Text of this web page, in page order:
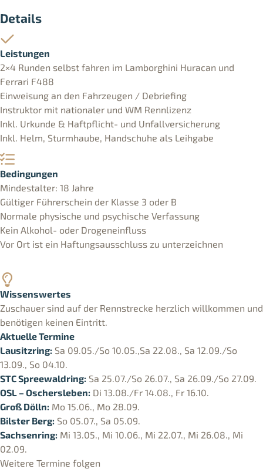
Details
Leistungen
2×4 Runden selbst fahren im Lamborghini Huracan und
Ferrari F488
Einweisung an den Fahrzeugen / Debriefing
Instruktor mit nationaler und WM Rennlizenz
Inkl. Urkunde & Haftpflicht- und Unfallversicherung
Inkl. Helm, Sturmhaube, Handschuhe als Leihgabe
Bedingungen
Mindestalter: 18 Jahre
Gültiger Führerschein der Klasse 3 oder B
Normale physische und psychische Verfassung
Kein Alkohol- oder Drogeneinfluss
Vor Ort ist ein Haftungsausschluss zu unterzeichnen
Wissenswertes
Zuschauer sind auf der Rennstrecke herzlich willkommen und
benötigen keinen Eintritt.
Aktuelle Termine
Lausitzring: Sa 09.05./So 10.05.,Sa 22.08., Sa 12.09./So
13.09., So 04.10.
STC Spreewaldring: Sa 25.07./So 26.07., Sa 26.09./So 27.09.
OSL – Oschersleben: Di 13.08./Fr 14.08., Fr 16.10.
Groß Dölln: Mo 15.06., Mo 28.09.
Bilster Berg: So 05.07., Sa 05.09.
Sachsenring: Mi 13.05., Mi 10.06., Mi 22.07., Mi 26.08., Mi
02.09.
Weitere Termine folgen